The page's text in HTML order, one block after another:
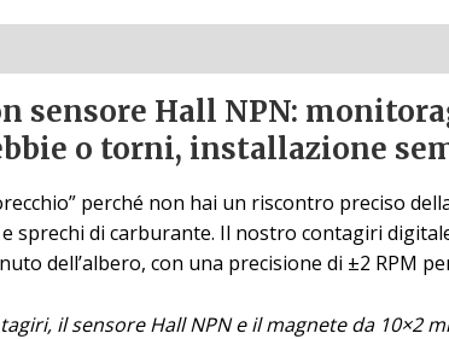
sensore Hall NPN:
o torni, installazione
perché non hai un riscontro preciso
sprechi di carburante. Il nostro contagiri
dell’albero, con una precisione di ±2 RPM
il sensore Hall NPN e il magnete da 10×2